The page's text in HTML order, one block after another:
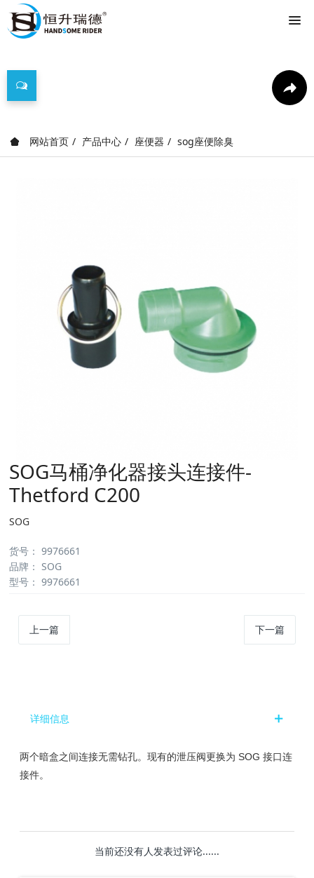
网站首页 产品中心 座便器 sog座便除臭
SOG马桶净化器接头连接件-
Thetford C200
SOG
货号： 9976661
品牌： SOG
型号： 9976661
上一篇 下一篇
详细信息
两个暗盒之间连接无需钻孔。现有的泄压阀更换为 SOG 接口连
接件。
当前还没有人发表过评论......